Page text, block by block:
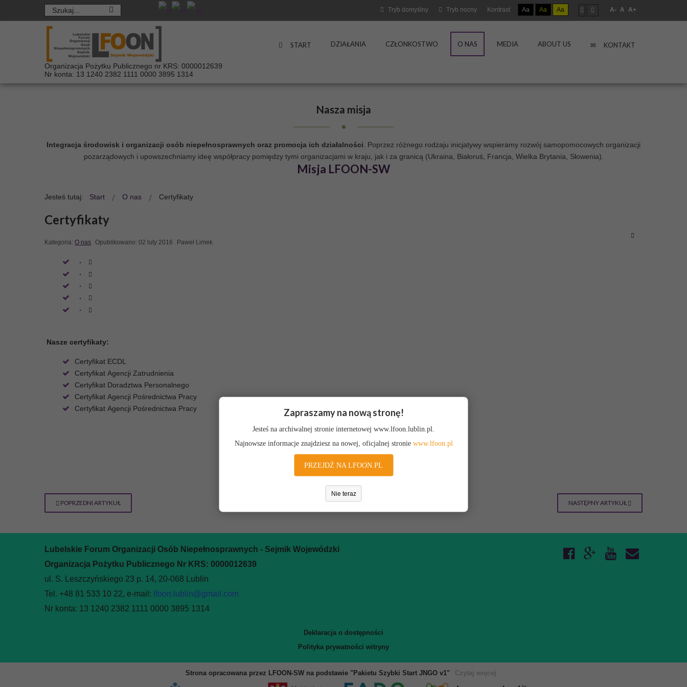
Tryb domyślny Tryb nocny Kontrast Aa Aa Aa A- A A+
Organizacja Pożytku Publicznego nr KRS: 0000012639
Nr konta: 13 1240 2382 1111 0000 3895 1314
START DZIAŁANIA CZŁONKOSTWO O NAS MEDIA ABOUT US KONTAKT
Nasza misja
Integracja środowisk i organizacji osób niepełnosprawnych oraz promocja ich działalności. Poprzez różnego rodzaju inicjatywy wspieramy rozwój samopomocowych organizacji
pozarządowych i upowszechniamy ideę współpracy pomiędzy tymi organizacjami w kraju, jak i za granicą (Ukraina, Białoruś, Francja, Wielka Brytania, Słowenia).
Misja LFOON-SW
Jesteś tutaj: Start O nas Certyfikaty
Certyfikaty
Kategoria: O nas Opublikowano: 02 luty 2016 Paweł Limek
Nasze certyfikaty:
Certyfikat ECDL
Certyfikat Agencji Zatrudnienia
Certyfikat Doradztwa Personalnego
Certyfikat Agencji Pośrednictwa Pracy
Certyfikat Agencji Pośrednictwa Pracy
POPRZEDNI ARTYKUŁ NASTĘPNY ARTYKUŁ
Lubelskie Forum Organizacji Osób Niepełnosprawnych - Sejmik Wojewódzki
Organizacja Pożytku Publicznego Nr KRS: 0000012639
ul. S. Leszczyńskiego 23 p. 14, 20-068 Lublin
Tel. +48 81 533 10 22, e-mail: lfoon.lublin@gmail.com
Nr konta: 13 1240 2382 1111 0000 3895 1314
Deklaracja o dostępności
Polityka prywatności witryny
Strona opracowana przez LFOON-SW na podstawie "Pakietu Szybki Start JNGO v1" Czytaj więcej
Zapraszamy na nową stronę!
Jesteś na archiwalnej stronie internetowej www.lfoon.lublin.pl.
Najnowsze informacje znajdziesz na nowej, oficjalnej stronie www.lfoon.pl
PRZEJDŹ NA LFOON.PL
Nie teraz